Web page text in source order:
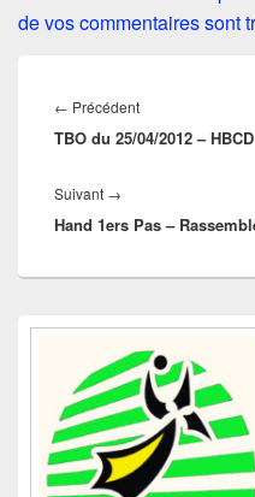
de vos commentaires sont
de
l’article
← PrécédentArticle
précédent :
TBO du 25/04/2012 –
Suivant →
suivant :
Hand 1ers Pas –
Zone
barre
latérale